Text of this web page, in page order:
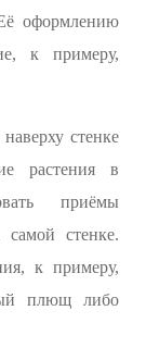
оформлению
к примеру,
стенке
растения в
приёмы
стенке.
к примеру,
плющ либо